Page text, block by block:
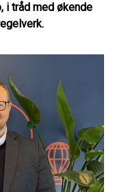
i tråd med økende